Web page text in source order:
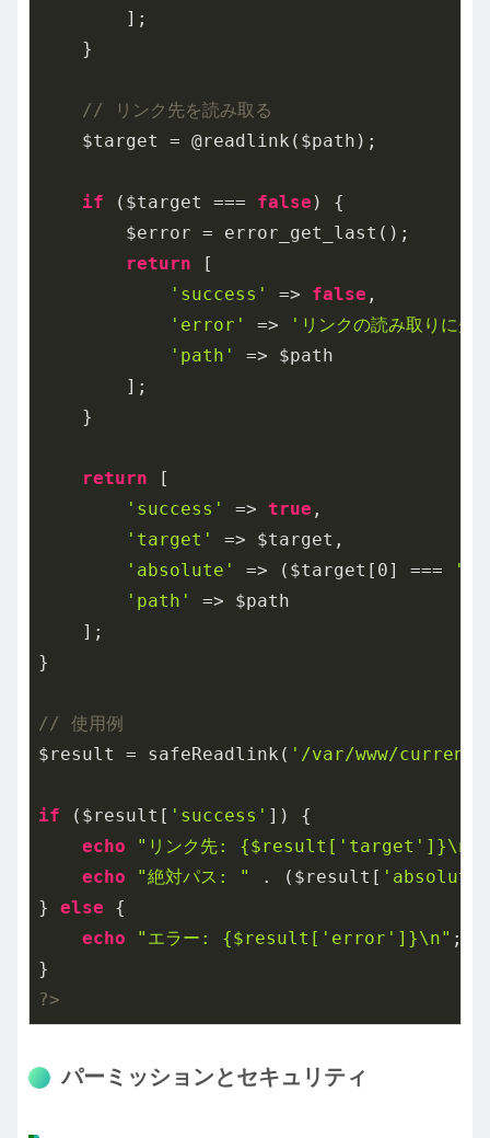
        ];
    }
// リンク先を読み取る
    $target = @readlink($path);
if ($target === false ) {
        $error = error_get_last();
return [
'success'
=> false ,
'error'
=>
'リンクの読み取りに
'path'
=> $path
        ];
    }
return [
'success'
=> true ,
'target'
=> $target,
'absolute'
=> ($target[ 0] === '/'
'path'
=> $path
    ];
}
// 使用例
$result = safeReadlink( '/var/www/current'
if ($result[ 'success' ]) {
echo
"リンク先: {$result['target']}\n"
echo
"絶対パス: " . ($result[ 'absolute'
} else {
echo
"エラー: {$result['error']}\n" ;
?>
パーミッションとセキュリティ